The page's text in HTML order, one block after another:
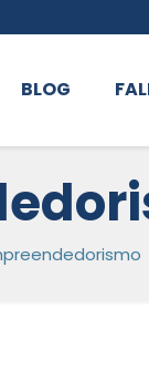
BLOG